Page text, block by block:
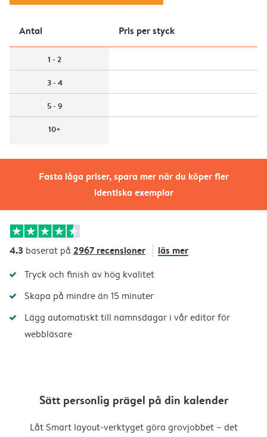
Fasta låga priser, spara mer när du köper fler
identiska exemplar
Antal Pris per styck
1 - 2
3 - 4
5 - 9
10+
4.3 baserat på 2967 recensioner läs mer
Tryck och finish av hög kvalitet
Skapa på mindre än 15 minuter
Lägg automatiskt till namnsdagar i vår editor för
webbläsare
Sätt personlig prägel på din kalender
Låt Smart layout-verktyget göra grovjobbet – det